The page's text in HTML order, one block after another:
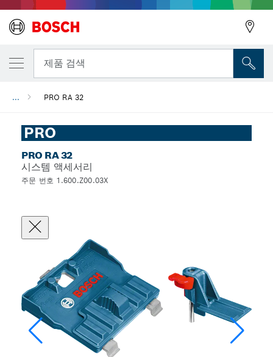
제품 검색
... PRO RA 32
PRO
PRO RA 32
시스템 액세서리
주문 번호 1.600.Z00.03X